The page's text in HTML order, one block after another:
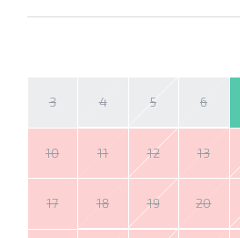
3 4 5 6
10 11 12 13
17 18 19 20